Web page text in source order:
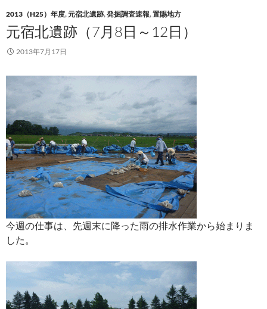
2013（H25）年度,元宿北遺跡,発掘調査速報,置賜地方
元宿北遺跡（7月8日～12日）
2013年7月17日
今週の仕事は、先週末に降った雨の排水作業から始まりま
した。